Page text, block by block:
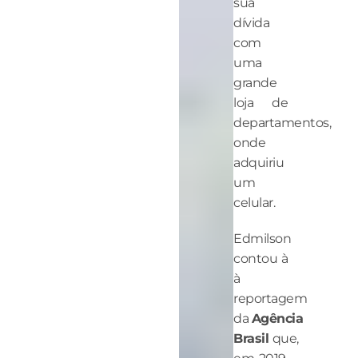
dívida
com
uma
grande
loja de
departamentos,
onde
adquiriu
um
celular.
Edmilson
contou à
à
reportagem
da Agência
Brasil que,